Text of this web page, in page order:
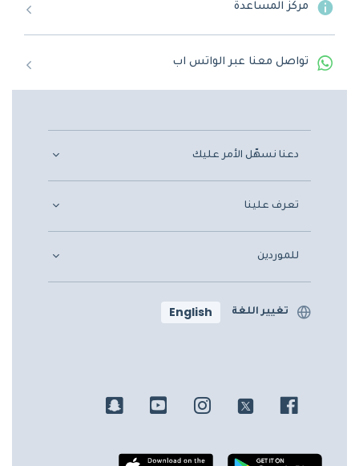
مركز المساعدة
تواصل معنا عبر الواتس اب
دعنا نسهّل الأمر عليك
تعرف علينا
للموردين
تغيير اللغة English